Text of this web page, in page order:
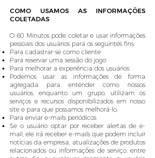
COMO USAMOS AS INFORMAÇÕES
COLETADAS
O 60 Minutos pode coletar e usar informações
pessoais dos usuários para os seguintes fins:
Para cadastrar-se como cliente
Para reservar uma sessão do jogo
Para melhorar a experiência dos usuários
Podemos usar as informações de forma
agregada para entender como nossos
usuários, enquanto um grupo, utilizam os
serviços e recursos disponibilizados em nosso
site e para que possamos melhorá-lo.
Para enviar e-mails periódicos
Se o usuário optar por receber alertas de e-
mail, ele irá receber e-mails que podem incluir
notícias da empresa, atualizações de produtos
relacionados ou informações de serviço, entre